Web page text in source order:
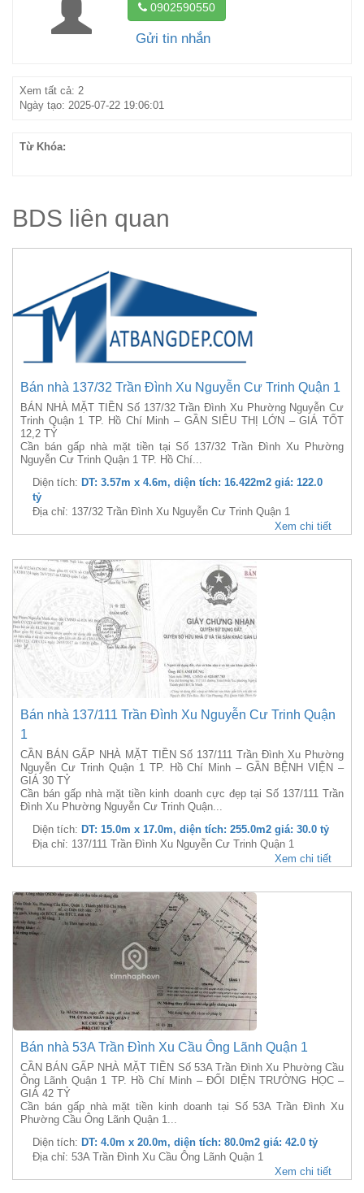
0902590550
Gửi tin nhắn
Xem tất cả: 2
Ngày tạo: 2025-07-22 19:06:01
Từ Khóa:
BDS liên quan
Bán nhà 137/32 Trần Đình Xu Nguyễn Cư Trinh Quận 1
BÁN NHÀ MẶT TIỀN Số 137/32 Trần Đình Xu Phường Nguyễn Cư
Trinh Quận 1 TP. Hồ Chí Minh – GẦN SIÊU THỊ LỚN – GIÁ TỐT
12,2 TỶ
Cần bán gấp nhà mặt tiền tại Số 137/32 Trần Đình Xu Phường
Nguyễn Cư Trinh Quận 1 TP. Hồ Chí...
Diện tích: DT: 3.57m x 4.6m, diện tích: 16.422m2 giá: 122.0
tỷ
Địa chỉ: 137/32 Trần Đình Xu Nguyễn Cư Trinh Quận 1
Xem chi tiết
Bán nhà 137/111 Trần Đình Xu Nguyễn Cư Trinh Quận
1
CẦN BÁN GẤP NHÀ MẶT TIỀN Số 137/111 Trần Đình Xu Phường
Nguyễn Cư Trinh Quận 1 TP. Hồ Chí Minh – GẦN BỆNH VIỆN –
GIÁ 30 TỶ
Cần bán gấp nhà mặt tiền kinh doanh cực đẹp tại Số 137/111 Trần
Đình Xu Phường Nguyễn Cư Trinh Quận...
Diện tích: DT: 15.0m x 17.0m, diện tích: 255.0m2 giá: 30.0 tỷ
Địa chỉ: 137/111 Trần Đình Xu Nguyễn Cư Trinh Quận 1
Xem chi tiết
Bán nhà 53A Trần Đình Xu Cầu Ông Lãnh Quận 1
CẦN BÁN GẤP NHÀ MẶT TIỀN Số 53A Trần Đình Xu Phường Cầu
Ông Lãnh Quận 1 TP. Hồ Chí Minh – ĐỐI DIỆN TRƯỜNG HỌC –
GIÁ 42 TỶ
Cần bán gấp nhà mặt tiền kinh doanh tại Số 53A Trần Đình Xu
Phường Cầu Ông Lãnh Quận 1...
Diện tích: DT: 4.0m x 20.0m, diện tích: 80.0m2 giá: 42.0 tỷ
Địa chỉ: 53A Trần Đình Xu Cầu Ông Lãnh Quận 1
Xem chi tiết